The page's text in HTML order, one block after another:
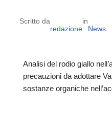
Scritto da
redazione
in
News
Analisi del rodio giallo
precauzioni da adottare
sostanze organiche